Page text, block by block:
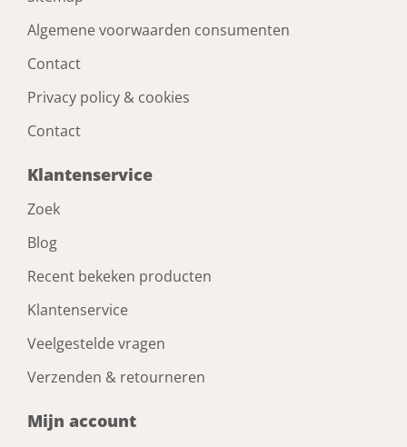
Algemene voorwaarden consumenten
Contact
Privacy policy & cookies
Contact
Klantenservice
Zoek
Blog
Recent bekeken producten
Klantenservice
Veelgestelde vragen
Verzenden & retourneren
Mijn account